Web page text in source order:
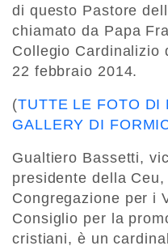
di questo Pastore
chiamato da Papa
Collegio Cardinalizio
22 febbraio 2014.
(TUTTE LE FOTO DI
GALLERY DI
Gualtiero Bassetti,
presidente della
Congregazione per i
Consiglio per la
cristiani, è un